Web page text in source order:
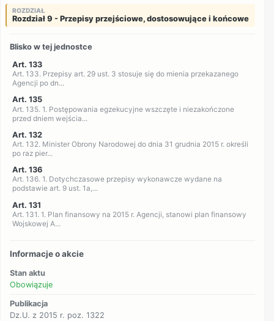
ROZDZIAŁ
Rozdział 9 - Przepisy przejściowe, dostosowujące i końcowe
Blisko w tej jednostce
Art. 133
Art. 133. Przepisy art. 29 ust. 3 stosuje się do mienia przekazanego
Agencji po dn...
Art. 135
Art. 135. 1. Postępowania egzekucyjne wszczęte i niezakończone
przed dniem wejścia...
Art. 132
Art. 132. Minister Obrony Narodowej do dnia 31 grudnia 2015 r. określi
po raz pier...
Art. 136
Art. 136. 1. Dotychczasowe przepisy wykonawcze wydane na
podstawie art. 9 ust. 1a,...
Art. 131
Art. 131. 1. Plan finansowy na 2015 r. Agencji, stanowi plan finansowy
Wojskowej A...
Informacje o akcie
Stan aktu
Obowiązuje
Publikacja
Dz.U. z 2015 r. poz. 1322